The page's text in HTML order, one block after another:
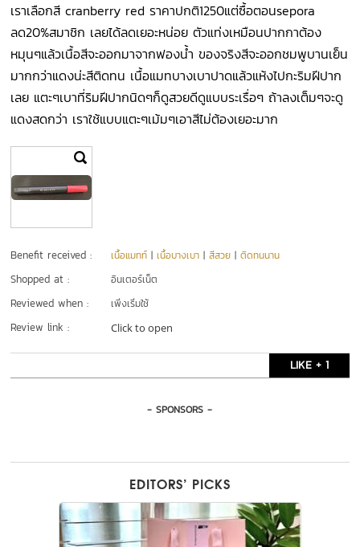
เราเลือกสี cranberry red ราคาปกติ1250แต่ซื้อตอนsepora
ลด20%สมาชิก เลยได้ลดเยอะหน่อย ตัวแท่งเหมือนปากกาต้อง
หมุนๆแล้วเนื้อสีจะออกมาจากฟองน้ำ ของจริงสีจะออกชมพูบานเย็น
มากกว่าแดงน่ะสีติดทน เนื้อแมทบางเบาปาดแล้วแห้งไปกะริมฝีปาก
เลย แตะๆเบาที่ริมฝีปากนิดๆก็ดูสวยดีดูแบบระเรื่อๆ ถ้าลงเต็มๆจะดู
แดงสดกว่า เราใช้แบบแตะๆเม้มๆเอาสีไม่ต้องเยอะมาก
Benefit received : เนื้อแมทท์ |เนื้อบางเบา |สีสวย |ติดทนนาน
Shopped at : อินเตอร์เน็ต
Reviewed when : เพิ่งเริ่มใช้
Review link : Click to open
LIKE + 1
- SPONSORS -
EDITORS’ PICKS